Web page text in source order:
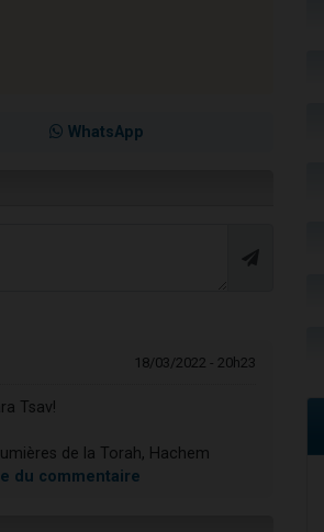
WhatsApp
18/03/2022 - 20h23
Tsav!
de la Torah, Hachem
du commentaire